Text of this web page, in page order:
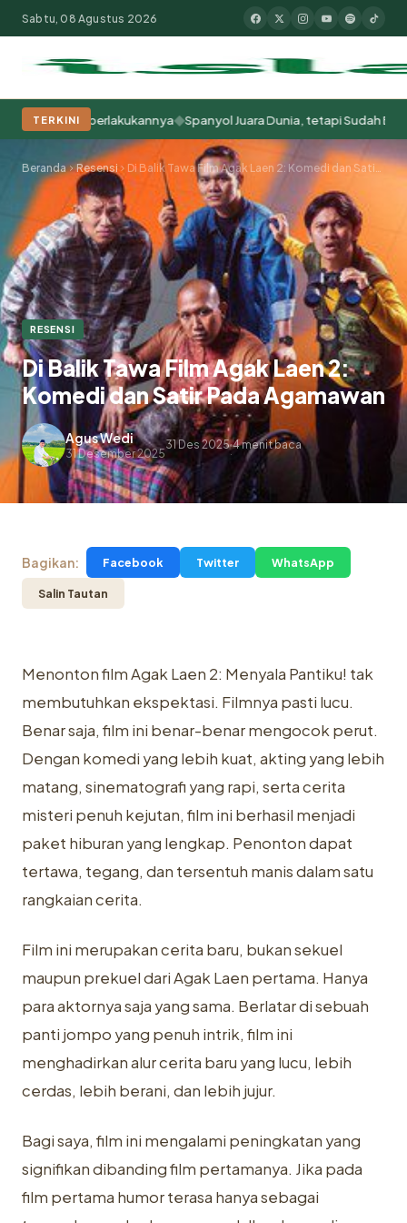
Populer:Moderasi BeragamaKhutbah JumatPesantrenTokoh
Sabtu, 08 Agustus 2026
TERKINI
Memperlakukannya◆Spanyol Juara Dunia, tetapi Sudah Berabad-
Beranda Resensi Di Balik Tawa Film Agak Laen 2: Komedi dan Satir Pada Agamawan
RESENSI
Di Balik Tawa Film Agak Laen 2:
Komedi dan Satir Pada Agamawan
Agus Wedi
31 Desember 2025
31 Des 2025.4 menit baca
Bagikan: Facebook Twitter WhatsApp
Salin Tautan
Menonton film Agak Laen 2: Menyala Pantiku! tak
membutuhkan ekspektasi. Filmnya pasti lucu.
Benar saja, film ini benar-benar mengocok perut.
Dengan komedi yang lebih kuat, akting yang lebih
matang, sinematografi yang rapi, serta cerita
misteri penuh kejutan, film ini berhasil menjadi
paket hiburan yang lengkap. Penonton dapat
tertawa, tegang, dan tersentuh manis dalam satu
rangkaian cerita.
Film ini merupakan cerita baru, bukan sekuel
maupun prekuel dari Agak Laen pertama. Hanya
para aktornya saja yang sama. Berlatar di sebuah
panti jompo yang penuh intrik, film ini
menghadirkan alur cerita baru yang lucu, lebih
cerdas, lebih berani, dan lebih jujur.
Bagi saya, film ini mengalami peningkatan yang
signifikan dibanding film pertamanya. Jika pada
film pertama humor terasa hanya sebagai